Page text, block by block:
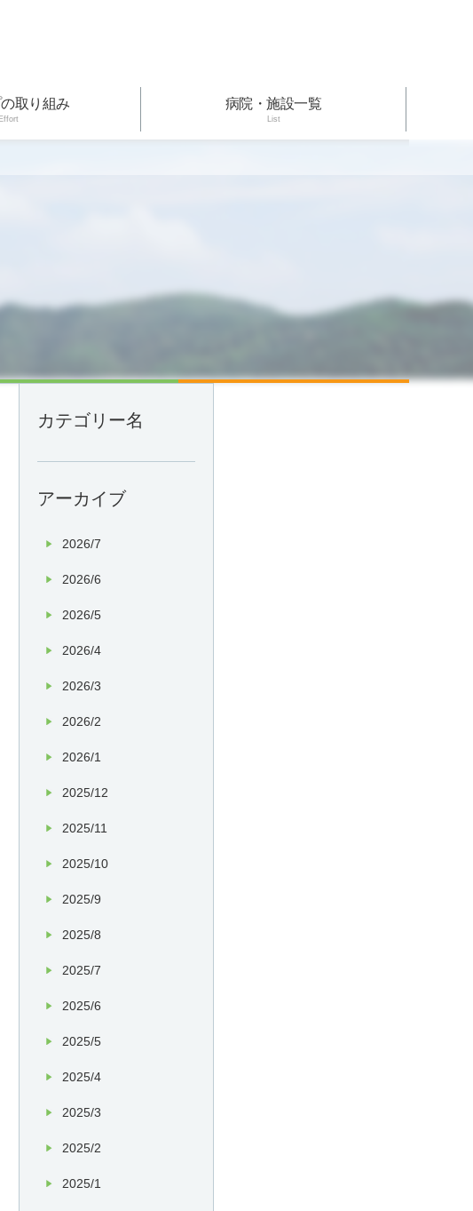
取り組み
Effort
病院・施設一覧
List
カテゴリー名
アーカイブ
2026/7
2026/6
2026/5
2026/4
2026/3
2026/2
2026/1
2025/12
2025/11
2025/10
2025/9
2025/8
2025/7
2025/6
2025/5
2025/4
2025/3
2025/2
2025/1